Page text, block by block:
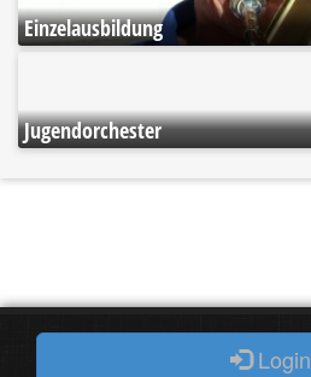
Einzelausbildung
Jugendorchester
Login